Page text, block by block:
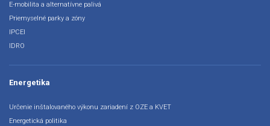
E-mobilita a alternatívne palivá
Priemyselné parky a zóny
IPCEI
IDRO
Energetika
Určenie inštalovaného výkonu zariadení z OZE a KVET
Energetická politika